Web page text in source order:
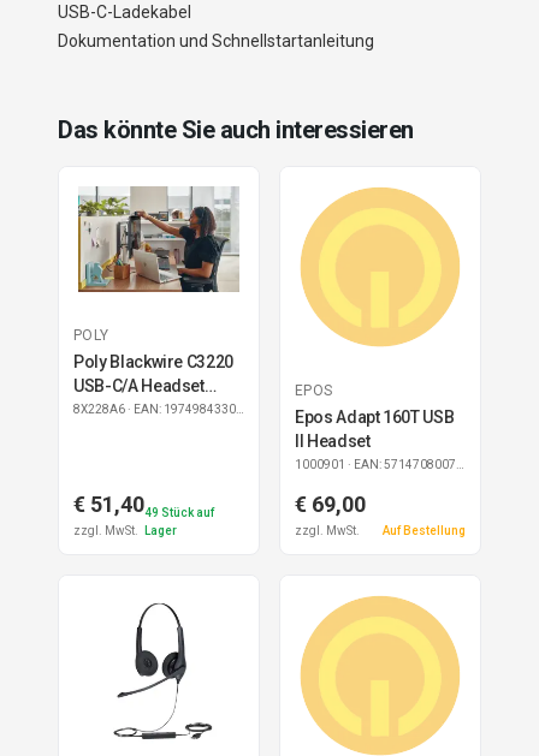
USB-C-Ladekabel
Dokumentation und Schnellstartanleitung
Das könnte Sie auch interessieren
POLY
Poly Blackwire C3220
USB-C/A Headset
(Bulk)
8X228A6 · EAN: 197498433073
€ 51,40
zzgl. MwSt.
49 Stück auf
Lager
EPOS
Epos Adapt 160T USB
II Headset
1000901 · EAN: 5714708007029
€ 69,00
zzgl. MwSt. Auf Bestellung